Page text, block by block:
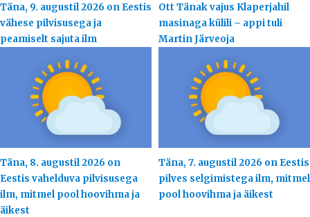
Täna, 9. augustil 2026 on Eestis
vähese pilvisusega ja
peamiselt sajuta ilm
Ott Tänak vajus Klaperjahil
masinaga külili – appi tuli
Martin Järveoja
Täna, 8. augustil 2026 on
Eestis vahelduva pilvisusega
ilm, mitmel pool hoovihma ja
äikest
Täna, 7. augustil 2026 on Eestis
pilves selgimistega ilm, mitmel
pool hoovihma ja äikest